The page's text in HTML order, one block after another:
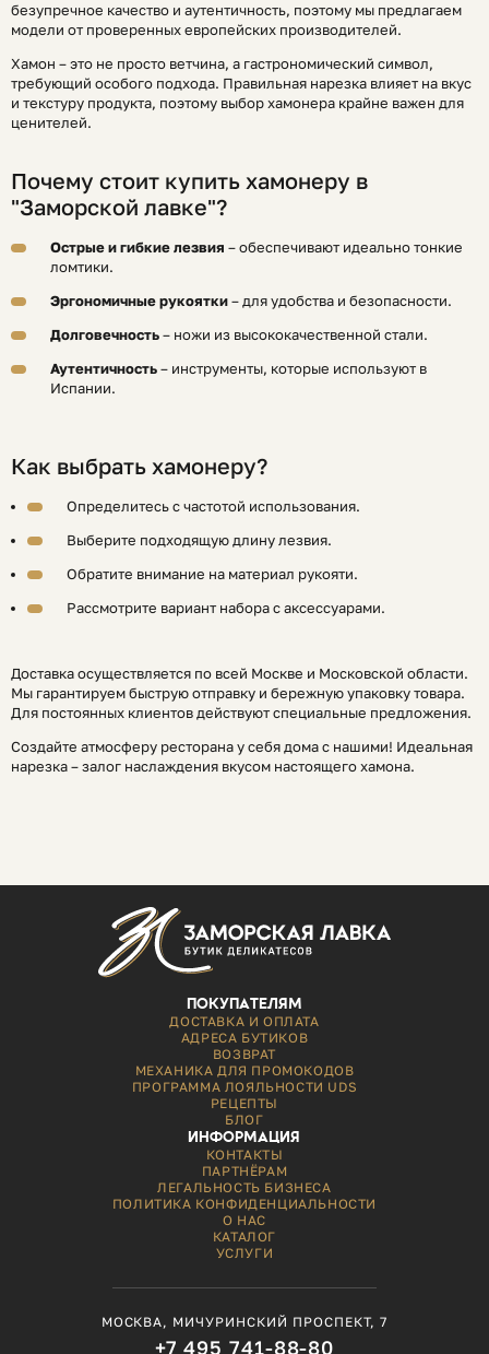
безупречное качество и аутентичность, поэтому мы предлагаем
модели от проверенных европейских производителей.
Хамон – это не просто ветчина, а гастрономический символ,
требующий особого подхода. Правильная нарезка влияет на вкус
и текстуру продукта, поэтому выбор хамонера крайне важен для
ценителей.
Почему стоит купить хамонеру в
"Заморской лавке"?
Острые и гибкие лезвия – обеспечивают идеально тонкие
ломтики.
Эргономичные рукоятки– для удобства и безопасности.
Долговечность– ножи из высококачественной стали.
Аутентичность– инструменты, которые используют в
Испании.
Как выбрать хамонеру?
Определитесь с частотой использования.
Выберите подходящую длину лезвия.
Обратите внимание на материал рукояти.
Рассмотрите вариант набора с аксессуарами.
Доставка осуществляется по всей Москве и Московской области.
Мы гарантируем быструю отправку и бережную упаковку товара.
Для постоянных клиентов действуют специальные предложения.
Создайте атмосферу ресторана у себя дома с нашими! Идеальная
нарезка – залог наслаждения вкусом настоящего хамона.
ПОКУПАТЕЛЯМ
ДОСТАВКА И ОПЛАТА
АДРЕСА БУТИКОВ
ВОЗВРАТ
МЕХАНИКА ДЛЯ ПРОМОКОДОВ
ПРОГРАММА ЛОЯЛЬНОСТИ UDS
РЕЦЕПТЫ
БЛОГ
ИНФОРМАЦИЯ
КОНТАКТЫ
ПАРТНЁРАМ
ЛЕГАЛЬНОСТЬ БИЗНЕСА
ПОЛИТИКА КОНФИДЕНЦИАЛЬНОСТИ
О НАС
КАТАЛОГ
УСЛУГИ
МОСКВА, МИЧУРИНСКИЙ ПРОСПЕКТ, 7
+7 495 741-88-80